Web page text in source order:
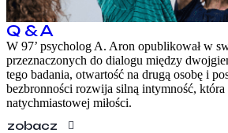
Q & A
W 97’ psycholog A. Aron opublikował w
przeznaczonych do dialogu między
tego badania, otwartość na drugą osobę i
bezbronności rozwija silną intymność,
natychmiastowej miłości.
zobacz